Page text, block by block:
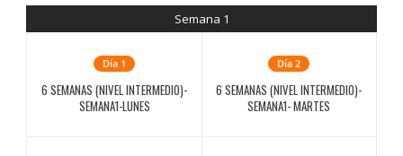
Semana 1
Día 1
6 SEMANAS (NIVEL INTERMEDIO)-
SEMANA1-LUNES
Día 2
6 SEMANAS (NIVEL INTERMEDIO)-
SEMANA1- MARTES